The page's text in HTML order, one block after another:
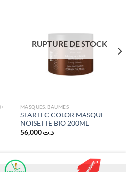
RUPTURE DE STOCK
MASQUES, BAUMES
STARTEC COLOR MASQUE
NOISETTE BIO 200ML
د.ت 56,000